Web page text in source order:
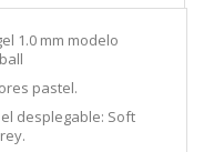
1.0 mm modelo
pastel.
desplegable: Soft